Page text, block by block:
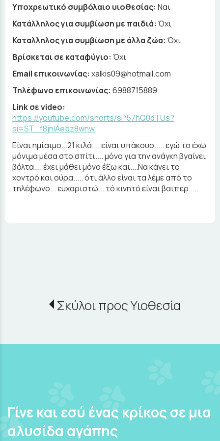
Υποχρεωτικό συμβόλαιο υιοθεσίας: Ναι
Κατάλληλος για συμβίωση με παιδιά: Όχι
Καταλληλος για συμβίωση με άλλα ζώα: Όχι
Βρίσκεται σε καταφύγιο: Όχι
Email επικοινωνίας: xalkis09@hotmail.com
Τηλέφωνο επικοινωνίας: 6988715889
Link σε video:
https://youtube.com/shorts/sP57hQ0dTUs?
si=ST_f8jnlAebz8wnw
Είναι ημίαιμο...21 κιλά.... είναι υπάκουο..... εγώ το έχω
μόνιμα μέσα στο σπίτι.... μόνο για την ανάγκη βγαίνει
βόλτα.... έχει μάθει μόνο έξω και....Να κάνει το
χοντρό και ούρα..... ότι άλλο είναι τα λέμε από το
τηλέφωνο... ευχαριστώ... τό κινητό είναι βαιπερ.....
Σκύλοι προς Υιοθεσία
Γίνε και εσύ ένας κρίκος σε μια
αλυσίδα αγάπης